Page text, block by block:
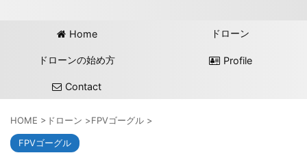
Home ドローン
ドローンの始め方 Profile
Contact
HOME > ドローン >FPVゴーグル >
FPVゴーグル